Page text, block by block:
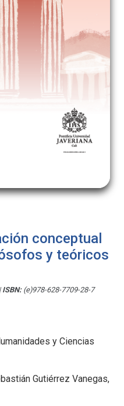
conceptual
y teóricos
|ISBN: (e)978-628-7709-28-7
y Ciencias
Gutiérrez Vanegas,